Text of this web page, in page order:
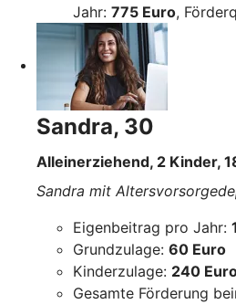
Jahr: 775 Euro,
Sandra, 30
Alleinerziehend, 2 Kinder,
Sandra mit
Eigenbeitrag pro Jahr:
Grundzulage: 60 Euro
Kinderzulage: 240
Gesamte Förderung